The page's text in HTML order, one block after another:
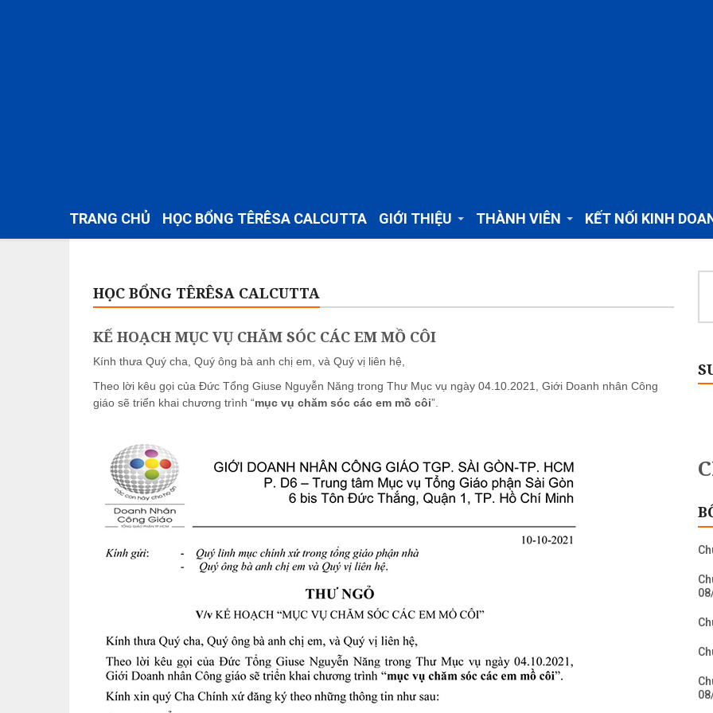
TRANG CHỦ HỌC BỔNG TÊRÊSA CALCUTTA GIỚI THIỆU THÀNH VIÊN KẾT NỐI KINH
HỌC BỔNG TÊRÊSA CALCUTTA
KẾ HOẠCH MỤC VỤ CHĂM SÓC CÁC EM MỒ CÔI
Kính thưa Quý cha, Quý ông bà anh chị em, và Quý vị liên hệ,
Theo lời kêu gọi của Đức Tổng Giuse Nguyễn Năng trong Thư Mục vụ ngày 04.10.2021, Giới Doanh nhân Công
giáo sẽ triển khai chương trình “mục vụ chăm sóc các em mồ côi”.